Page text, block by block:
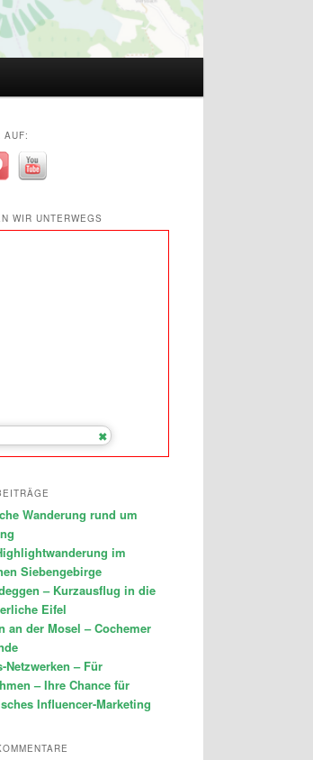
AUF:
WIR UNTERWEGS
Wanderung rund um
im
Siebengebirge
– Kurzausflug in die
Eifel
an der Mosel – Cochemer
Netzwerken – Für
– Ihre Chance für
Influencer-Marketing